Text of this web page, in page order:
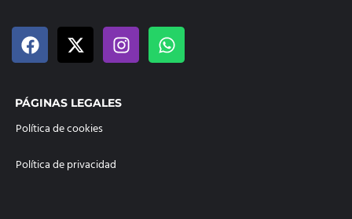
PÁGINAS LEGALES
Política de cookies
Política de privacidad